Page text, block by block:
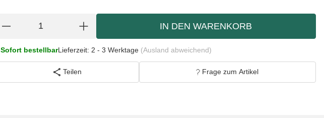
IN DEN WARENKORB
Sofort bestellbarLieferzeit: 2 - 3 Werktage (Ausland abweichend)
Teilen Frage zum Artikel